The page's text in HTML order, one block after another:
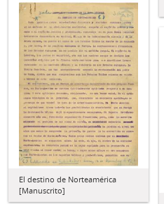
El destino de Norteamérica
[Manuscrito]